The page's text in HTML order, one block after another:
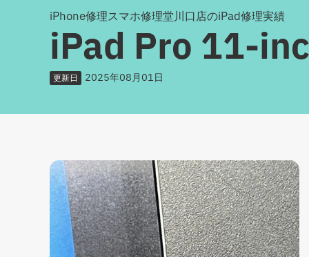
iPhone修理スマホ修理堂川口店のiPad修理実績
iPad Pro 11-
更新日 2025年08月01日